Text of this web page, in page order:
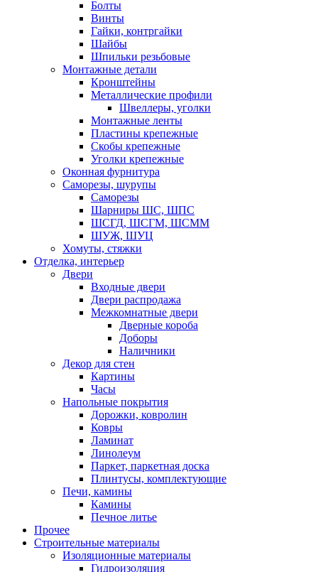
Болты
Винты
Гайки, контргайки
Шайбы
Шпильки резьбовые
Монтажные детали
Кронштейны
Металлические профили
Швеллеры, уголки
Монтажные ленты
Пластины крепежные
Скобы крепежные
Уголки крепежные
Оконная фурнитура
Саморезы, шурупы
Саморезы
Шарниры ШС, ШПС
ШСГД, ШСГМ, ШСММ
ШУЖ, ШУЦ
Хомуты, стяжки
Отделка, интерьер
Двери
Входные двери
Двери распродажа
Межкомнатные двери
Дверные короба
Доборы
Наличники
Декор для стен
Картины
Часы
Напольные покрытия
Дорожки, ковролин
Ковры
Ламинат
Линолеум
Паркет, паркетная доска
Плинтусы, комплектующие
Печи, камины
Камины
Печное литье
Прочее
Строительные материалы
Изоляционные материалы
Гидроизоляция